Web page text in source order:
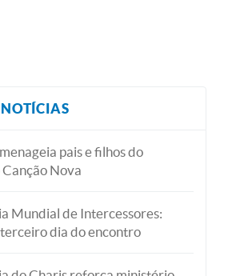
pais e filhos do
Nova
Mundial de Intercessores:
dia do encontro